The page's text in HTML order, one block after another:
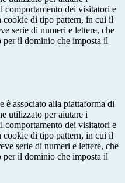
comportamento dei visitatori e
cookie di tipo pattern, in cui il
serie di numeri e lettere, che
il dominio che imposta il
è associato alla piattaforma di
utilizzato per aiutare i
comportamento dei visitatori e
cookie di tipo pattern, in cui il
serie di numeri e lettere, che
il dominio che imposta il